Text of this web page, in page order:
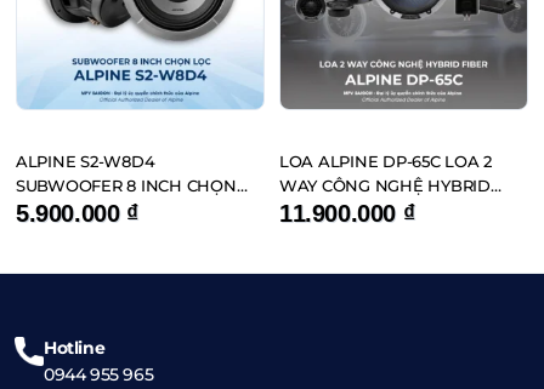
ALPINE S2-W8D4
SUBWOOFER 8 INCH CHỌN
LỌC
5.900.000 ₫
LOA ALPINE DP-65C LOA 2
WAY CÔNG NGHỆ HYBRID
FIBER
11.900.000 ₫
Hotline
0944 955 965